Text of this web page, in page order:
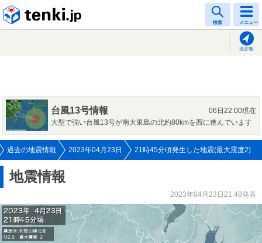
検索 メニュー
現在地
台風13号情報
06日22:00現在
大型で強い台風13号が南大東島の北約80kmを西に進んでいます
過去の地震情報 2023年04月23日 21時45分頃発生した地震(最大震度2)
地震情報
2023年04月23日21:48発表